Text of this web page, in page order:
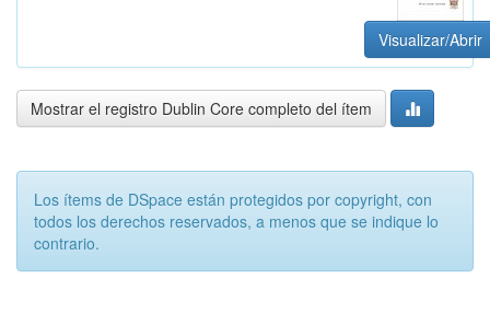
Visualizar/Abrir
Mostrar el registro Dublin Core completo del ítem
Los ítems de DSpace están protegidos por copyright, con
todos los derechos reservados, a menos que se indique lo
contrario.